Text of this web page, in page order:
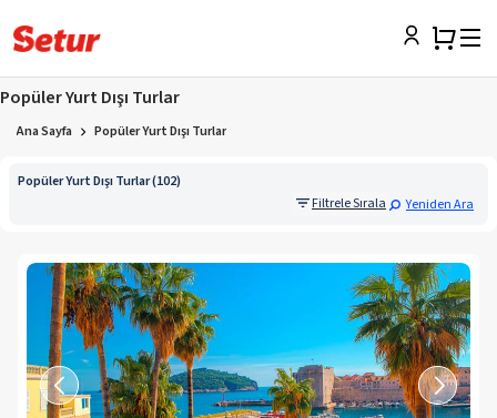
Popüler Yurt Dışı Turlar
Ana Sayfa Popüler Yurt Dışı Turlar
Popüler Yurt Dışı Turlar (102)
Filtrele Sırala
Yeniden Ara